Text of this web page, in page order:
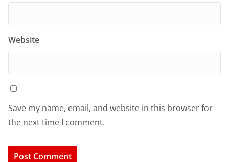
Website
Save my name, email, and website in this browser for
the next time I comment.